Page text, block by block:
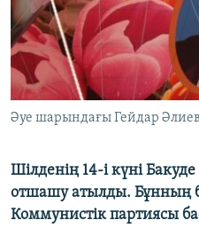
Басқа тілдерде
Әуе шарындағы Гейдар
Шілденің 14-і күні
отшашу атылды. Бұнның
Коммунистік партиясы